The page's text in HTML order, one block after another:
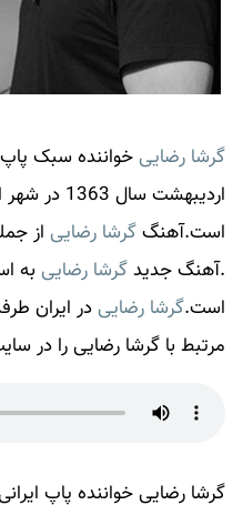
گرشا رضایی
اردیبهشت
است.آهنگگرشا رضایی از
.آهنگ جدیدگرشا رضایی به
است.گرشا رضاییدر ایران
مرتبط با گرشا رضایی را در
گرشا رضایی خواننده پاپ